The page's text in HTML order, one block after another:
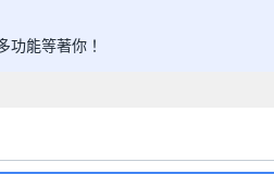
功能等著你！